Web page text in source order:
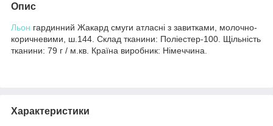
Опис
Льон гардинний Жакард смуги атласні з завитками, молочно-
коричневими, ш.144. Склад тканини: Поліестер-100. Щільність
тканини: 79 г / м.кв. Країна виробник: Німеччина.
Характеристики